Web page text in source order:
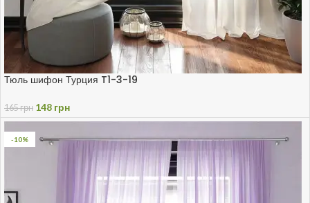
Тюль шифон Турция T1-3-19
165грн 148 грн
-10%